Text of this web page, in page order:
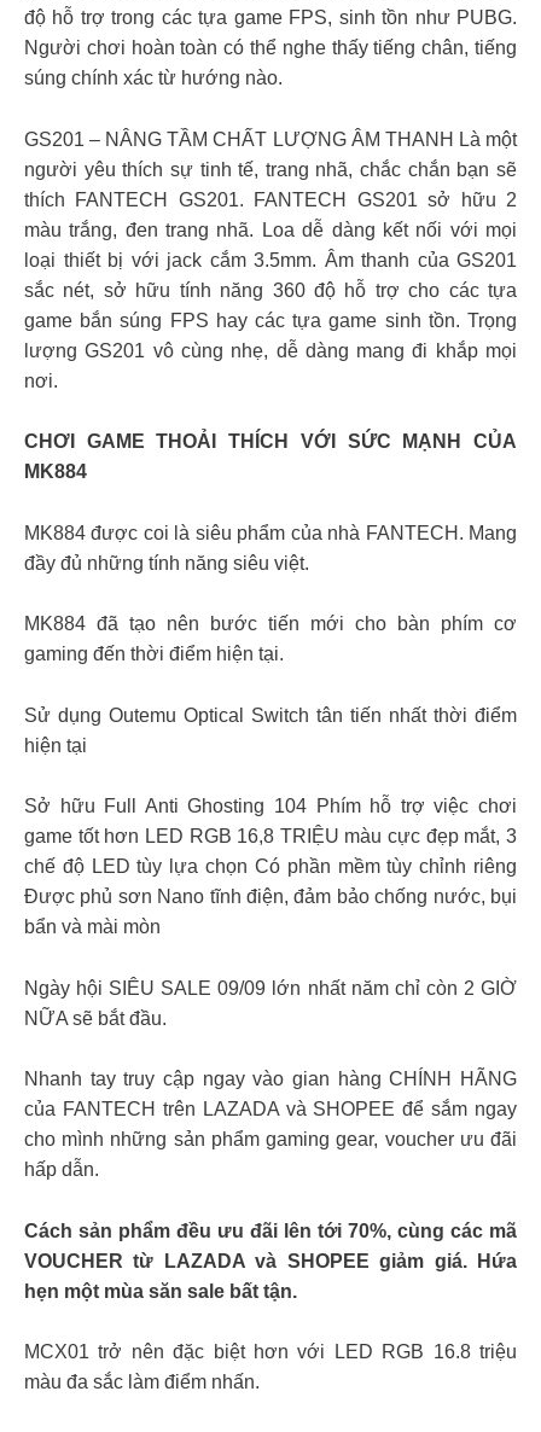
độ hỗ trợ trong các tựa game FPS, sinh tồn như PUBG.
Người chơi hoàn toàn có thể nghe thấy tiếng chân, tiếng
súng chính xác từ hướng nào.
GS201 – NÂNG TẦM CHẤT LƯỢNG ÂM THANH Là một
người yêu thích sự tinh tế, trang nhã, chắc chắn bạn sẽ
thích FANTECH GS201. FANTECH GS201 sở hữu 2
màu trắng, đen trang nhã. Loa dễ dàng kết nối với mọi
loại thiết bị với jack cắm 3.5mm. Âm thanh của GS201
sắc nét, sở hữu tính năng 360 độ hỗ trợ cho các tựa
game bắn súng FPS hay các tựa game sinh tồn. Trọng
lượng GS201 vô cùng nhẹ, dễ dàng mang đi khắp mọi
nơi.
CHƠI GAME THOẢI THÍCH VỚI SỨC MẠNH CỦA
MK884
MK884 được coi là siêu phẩm của nhà FANTECH. Mang
đầy đủ những tính năng siêu việt.
MK884 đã tạo nên bước tiến mới cho bàn phím cơ
gaming đến thời điểm hiện tại.
Sử dụng Outemu Optical Switch tân tiến nhất thời điểm
hiện tại
Sở hữu Full Anti Ghosting 104 Phím hỗ trợ việc chơi
game tốt hơn LED RGB 16,8 TRIỆU màu cực đẹp mắt, 3
chế độ LED tùy lựa chọn Có phần mềm tùy chỉnh riêng
Được phủ sơn Nano tĩnh điện, đảm bảo chống nước, bụi
bẩn và mài mòn
Ngày hội SIÊU SALE 09/09 lớn nhất năm chỉ còn 2 GIỜ
NỮA sẽ bắt đầu.
Nhanh tay truy cập ngay vào gian hàng CHÍNH HÃNG
của FANTECH trên LAZADA và SHOPEE để sắm ngay
cho mình những sản phẩm gaming gear, voucher ưu đãi
hấp dẫn.
Cách sản phẩm đều ưu đãi lên tới 70%, cùng các mã
VOUCHER từ LAZADA và SHOPEE giảm giá. Hứa
hẹn một mùa săn sale bất tận.
MCX01 trở nên đặc biệt hơn với LED RGB 16.8 triệu
màu đa sắc làm điểm nhấn.